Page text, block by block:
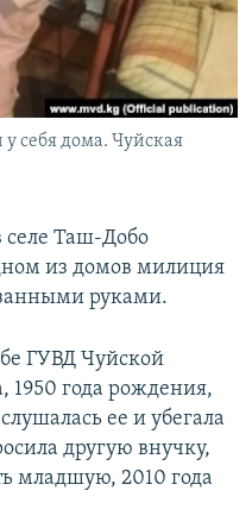
себя дома. Чуйская
селе Таш-Добо
из домов милиция
руками.
ГУВД Чуйской
года рождения,
ее и убегала
другую внучку,
младшую, 2010 года